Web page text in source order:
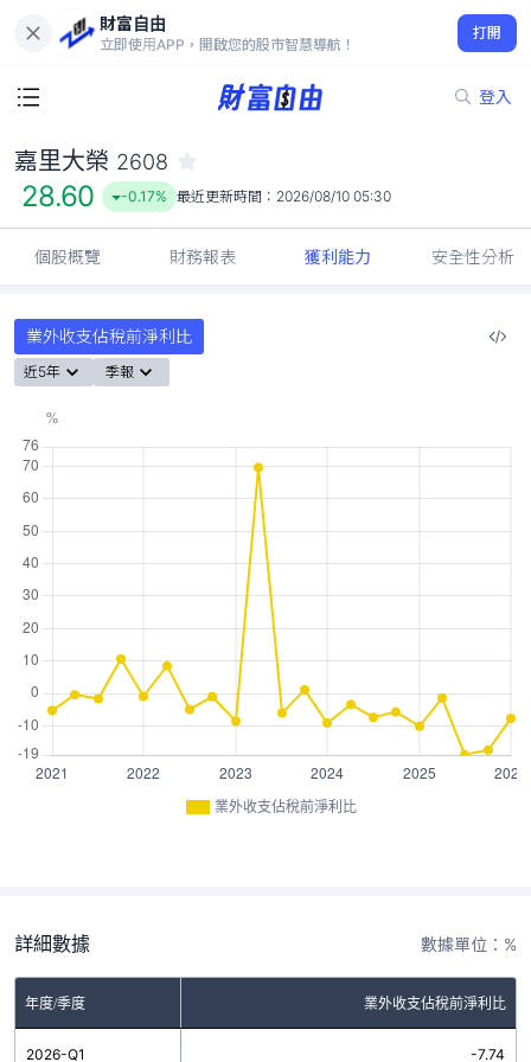
財富自由
立即使用APP，開啟您的股市智慧導航！
打開
登入
28.60
-0.17%
嘉里大榮 2608
28.60 -0.17% 最近更新時間： 2026/08/10 05:30
個股概覽 財務報表 獲利能力 安全性分析
業外收支佔稅前淨利比
近5年 季報
業外收支佔稅前淨利比
詳細數據 數據單位：%
年度/季度 業外收支佔稅前淨利比
2026-Q1 -7.74